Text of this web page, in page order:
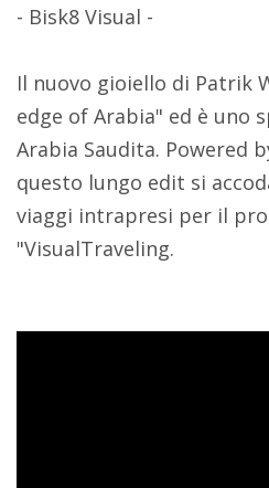
- Bisk8 Visual -
Il nuovo gioiello di Patrik
edge of Arabia" ed è uno
Arabia Saudita. Powered
questo lungo edit si
viaggi intrapresi per il
"VisualTraveling.